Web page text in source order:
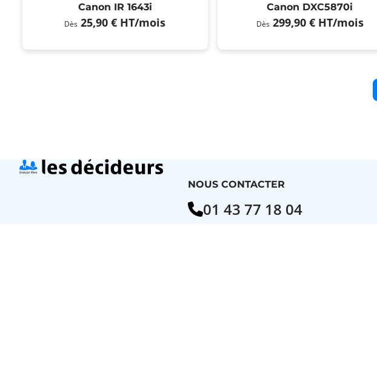
Canon IR 1643i
Dès 25,90 € HT/mois
Canon DXC5870i
Dès 299,90 € HT/mois
NOUS CONTACTER
01 43 77 18 04